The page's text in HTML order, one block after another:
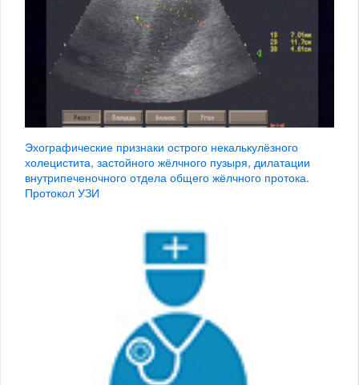
Эхографические признаки острого некалькулёзного
холецистита, застойного жёлчного пузыря, дилатации
внутрипеченочного отдела общего жёлчного протока.
Протокол УЗИ